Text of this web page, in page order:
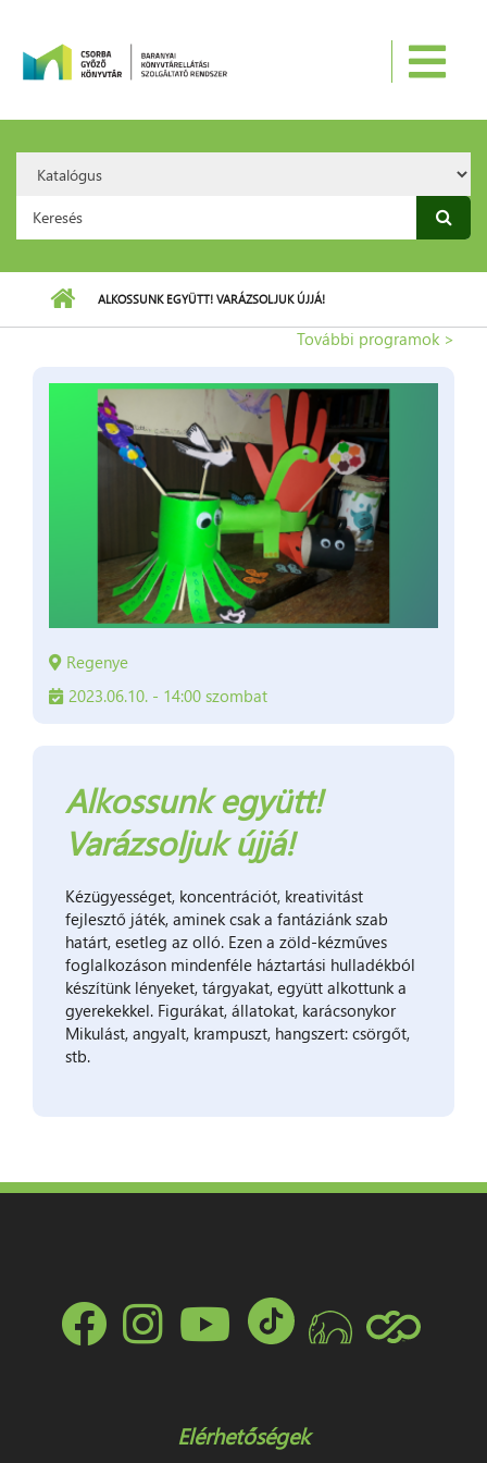
Option:
Keresés űrlap
ALKOSSUNK EGYÜTT! VARÁZSOLJUK ÚJJÁ!
További programok >
Regenye
2023.06.10. - 14:00 szombat
Alkossunk együtt!
Varázsoljuk újjá!
Kézügyességet, koncentrációt, kreativitást
fejlesztő játék, aminek csak a fantáziánk szab
határt, esetleg az olló. Ezen a zöld-kézműves
foglalkozáson mindenféle háztartási hulladékból
készítünk lényeket, tárgyakat, együtt alkottunk a
gyerekekkel. Figurákat, állatokat, karácsonykor
Mikulást, angyalt, krampuszt, hangszert: csörgőt,
stb.
Elérhetőségek